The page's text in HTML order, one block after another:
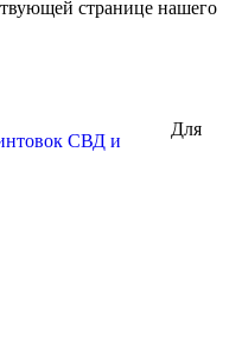
странице нашего
Для